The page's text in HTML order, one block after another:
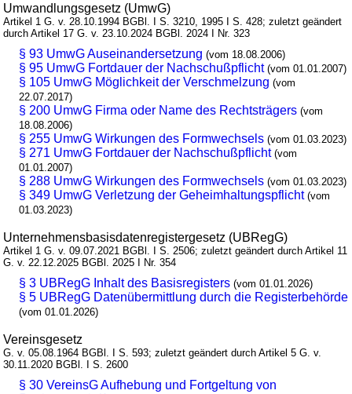
Umwandlungsgesetz (UmwG)
Artikel 1 G. v. 28.10.1994 BGBl. I S. 3210, 1995 I S. 428; zuletzt geändert
durch Artikel 17 G. v. 23.10.2024 BGBl. 2024 I Nr. 323
§ 93 UmwG Auseinandersetzung (vom 18.08.2006)
§ 95 UmwG Fortdauer der Nachschußpflicht (vom 01.01.2007)
§ 105 UmwG Möglichkeit der Verschmelzung (vom
22.07.2017)
§ 200 UmwG Firma oder Name des Rechtsträgers (vom
18.08.2006)
§ 255 UmwG Wirkungen des Formwechsels (vom 01.03.2023)
§ 271 UmwG Fortdauer der Nachschußpflicht (vom
01.01.2007)
§ 288 UmwG Wirkungen des Formwechsels (vom 01.03.2023)
§ 349 UmwG Verletzung der Geheimhaltungspflicht (vom
01.03.2023)
Unternehmensbasisdatenregistergesetz (UBRegG)
Artikel 1 G. v. 09.07.2021 BGBl. I S. 2506; zuletzt geändert durch Artikel 11
G. v. 22.12.2025 BGBl. 2025 I Nr. 354
§ 3 UBRegG Inhalt des Basisregisters (vom 01.01.2026)
§ 5 UBRegG Datenübermittlung durch die Registerbehörde
(vom 01.01.2026)
Vereinsgesetz
G. v. 05.08.1964 BGBl. I S. 593; zuletzt geändert durch Artikel 5 G. v.
30.11.2020 BGBl. I S. 2600
§ 30 VereinsG Aufhebung und Fortgeltung von